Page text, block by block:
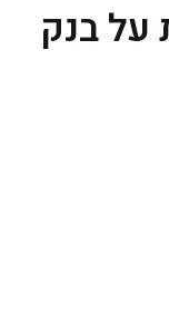
על בנק